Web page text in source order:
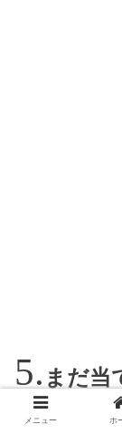
まだ
ら準備で
メニュー ホ